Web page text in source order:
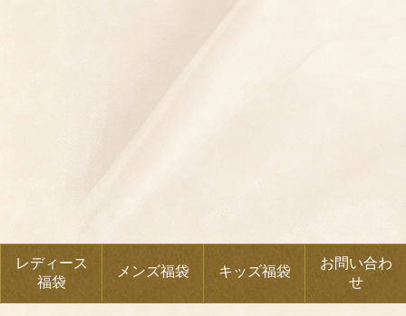
レディース
福袋
メンズ福袋 キッズ福袋
お問い合わ
せ